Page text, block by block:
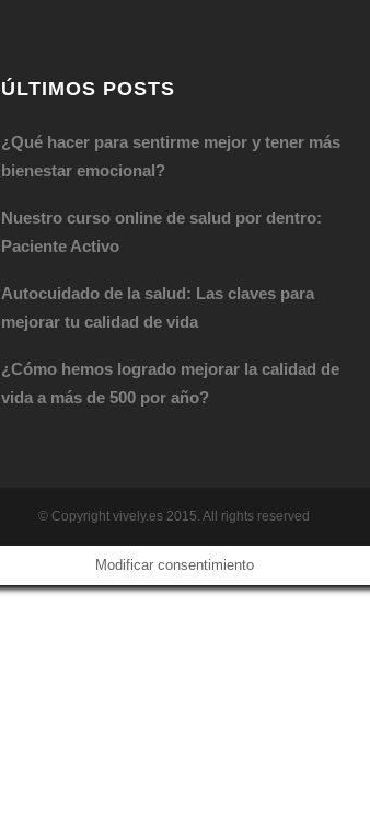
ÚLTIMOS POSTS
¿Qué hacer para sentirme mejor y tener más
bienestar emocional?
Nuestro curso online de salud por dentro:
Paciente Activo
Autocuidado de la salud: Las claves para
mejorar tu calidad de vida
¿Cómo hemos logrado mejorar la calidad de
vida a más de 500 por año?
© Copyright vively.es 2015. All rights reserved
Modificar consentimiento